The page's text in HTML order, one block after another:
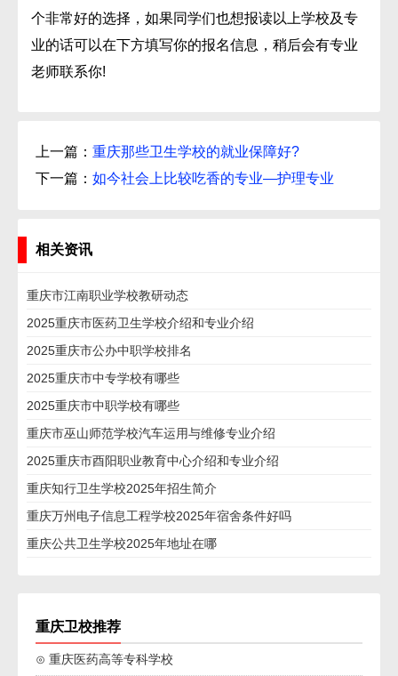
个非常好的选择，如果同学们也想报读以上学校及专
业的话可以在下方填写你的报名信息，稍后会有专业
老师联系你!
上一篇： 重庆那些卫生学校的就业保障好?
下一篇： 如今社会上比较吃香的专业—护理专业
相关资讯
重庆市江南职业学校教研动态
2025重庆市医药卫生学校介绍和专业介绍
2025重庆市公办中职学校排名
2025重庆市中专学校有哪些
2025重庆市中职学校有哪些
重庆市巫山师范学校汽车运用与维修专业介绍
2025重庆市酉阳职业教育中心介绍和专业介绍
重庆知行卫生学校2025年招生简介
重庆万州电子信息工程学校2025年宿舍条件好吗
重庆公共卫生学校2025年地址在哪
重庆卫校推荐
⊙ 重庆医药高等专科学校